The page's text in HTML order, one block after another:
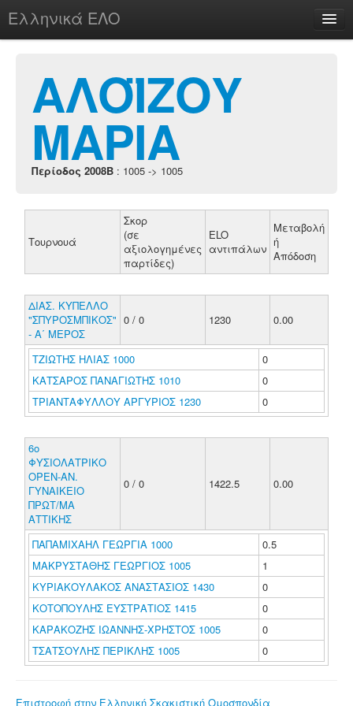
Ελληνικά ΕΛΟ
chesstu.be @ discord
Login
ΑΛΟΪΖΟΥ
ΜΑΡΙΑ
Περίοδος 2008B : 1005 -> 1005
Τουρνουά
Σκορ
(σε
αξιολογημένες
παρτίδες)
ELO
αντιπάλων
Μεταβολή
ή
Απόδοση
ΔΙΑΣ. ΚΥΠΕΛΛΟ
"ΣΠΥΡΟΣΜΠΙΚΟΣ"
- Α΄ ΜΕΡΟΣ
0 / 0 1230 0.00
ΤΖΙΩΤΗΣ ΗΛΙΑΣ 1000
0
ΚΑΤΣΑΡΟΣ ΠΑΝΑΓΙΩΤΗΣ 1010
0
ΤΡΙΑΝΤΑΦΥΛΛΟΥ ΑΡΓΥΡΙΟΣ 1230
0
6ο
ΦΥΣΙΟΛΑΤΡΙΚΟ
ΟΡΕΝ-ΑΝ.
ΓΥΝΑΙΚΕΙΟ
ΠΡΩΤ/ΜΑ
ΑΤΤΙΚΗΣ
0 / 0 1422.5 0.00
ΠΑΠΑΜΙΧΑΗΛ ΓΕΩΡΓΙΑ 1000
0.5
ΜΑΚΡΥΣΤΑΘΗΣ ΓΕΩΡΓΙΟΣ 1005
1
ΚΥΡΙΑΚΟΥΛΑΚΟΣ ΑΝΑΣΤΑΣΙΟΣ 1430
0
ΚΟΤΟΠΟΥΛΗΣ ΕΥΣΤΡΑΤΙΟΣ 1415
0
ΚΑΡΑΚΟΖΗΣ ΙΩΑΝΝΗΣ-ΧΡΗΣΤΟΣ 1005
0
ΤΣΑΤΣΟΥΛΗΣ ΠΕΡΙΚΛΗΣ 1005
0
Επιστροφή στην Ελληνική Σκακιστική Ομοσπονδία